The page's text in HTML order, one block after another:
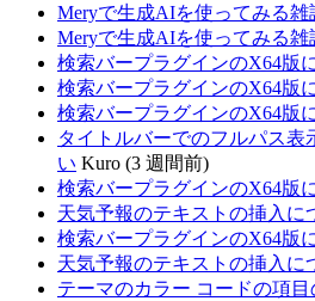
Meryで生成AIを使ってみる雑
Meryで生成AIを使ってみる雑
検索バープラグインのX64版
検索バープラグインのX64版
検索バープラグインのX64版
タイトルバーでのフルパス表
い Kuro (3 週間前)
検索バープラグインのX64版
天気予報のテキストの挿入に
検索バープラグインのX64版
天気予報のテキストの挿入に
テーマのカラー コードの項